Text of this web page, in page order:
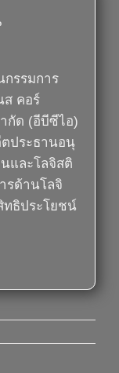
กรรมการ
ส คอร์
กัด (อีบีซีไอ)
ประธานอนุ
และโลจิสติ
รด้านโลจิ
ทธิประโยชน์